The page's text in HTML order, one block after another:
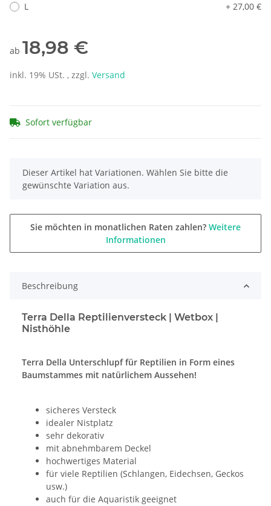
L
+ 27,00 €
ab 18,98 €
inkl. 19% USt. , zzgl. Versand
Sofort verfügbar
x
Dieser Artikel hat Variationen. Wählen Sie bitte die
gewünschte Variation aus.
Sie möchten in monatlichen Raten zahlen? Weitere
Informationen
Beschreibung
Terra Della Reptilienversteck | Wetbox |
Nisthöhle
Terra Della Unterschlupf für Reptilien in Form eines
Baumstammes mit natürlichem Aussehen!
sicheres Versteck
idealer Nistplatz
sehr dekorativ
mit abnehmbarem Deckel
hochwertiges Material
für viele Reptilien (Schlangen, Eidechsen, Geckos
usw.)
auch für die Aquaristik geeignet